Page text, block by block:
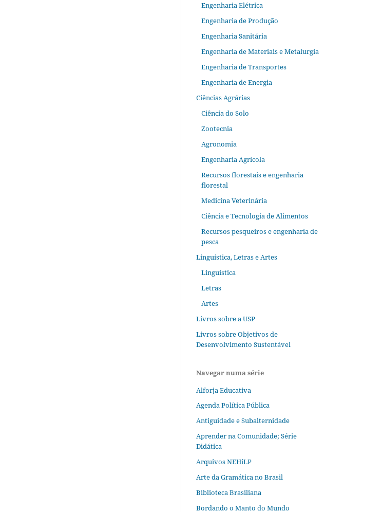
Engenharia Elétrica
Engenharia de Produção
Engenharia Sanitária
Engenharia de Materiais e Metalurgia
Engenharia de Transportes
Engenharia de Energia
Ciências Agrárias
Ciência do Solo
Zootecnia
Agronomia
Engenharia Agrícola
Recursos florestais e engenharia
florestal
Medicina Veterinária
Ciência e Tecnologia de Alimentos
Recursos pesqueiros e engenharia de
pesca
Linguística, Letras e Artes
Linguística
Letras
Artes
Livros sobre a USP
Livros sobre Objetivos de
Desenvolvimento Sustentável
Navegar numa série
Alforja Educativa
Agenda Política Pública
Antiguidade e Subalternidade
Aprender na Comunidade; Série
Didática
Arquivos NEHiLP
Arte da Gramática no Brasil
Biblioteca Brasiliana
Bordando o Manto do Mundo